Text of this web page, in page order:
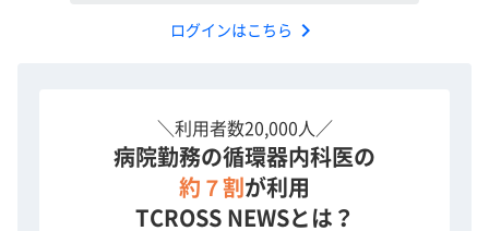
ログインはこちら chevron_right
＼利用者数20,000人／
病院勤務の循環器内科医の
約７割 が利用
TCROSS NEWSとは？